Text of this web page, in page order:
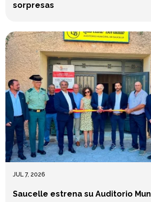
sorpresas
JUL 7, 2026
Saucelle estrena su Auditorio